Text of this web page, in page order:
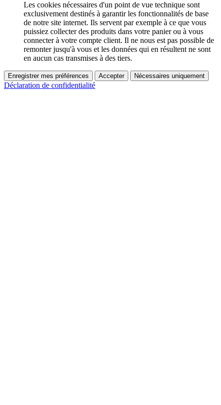
Les cookies nécessaires d'un point de vue technique sont
exclusivement destinés à garantir les fonctionnalités de base
de notre site internet. Ils servent par exemple à ce que vous
puissiez collecter des produits dans votre panier ou à vous
connecter à votre compte client. Il ne nous est pas possible de
remonter jusqu'à vous et les données qui en résultent ne sont
en aucun cas transmises à des tiers.
Enregistrer mes préférences Accepter Nécessaires uniquement
Déclaration de confidentialité